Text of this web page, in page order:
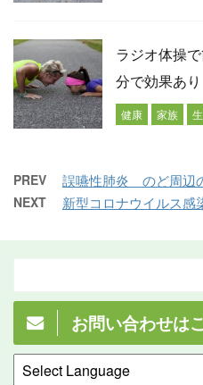
ラジオ体操
分で効果あり
健康 家族
PREV 誤嚥性肺炎 のど周辺
NEXT 新型コロナウイルス
お問い合わせは